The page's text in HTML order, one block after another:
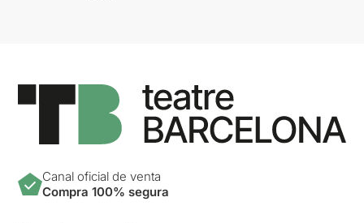
Canal oficial de venta
Compra 100% segura